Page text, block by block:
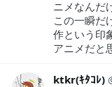
ニメなんだ
この一瞬だ
作という印
アニメだと
ktkr(ｷﾀｺﾚ)